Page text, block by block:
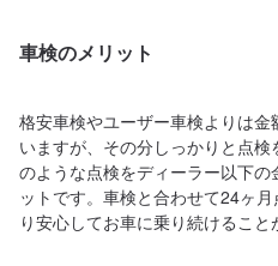
車検のメリット
格安車検やユーザー車検よりは
いますが、その分しっかりと点
のような点検をディーラー以下
ットです。車検と合わせて24ヶ
り安心してお車に乗り続けること